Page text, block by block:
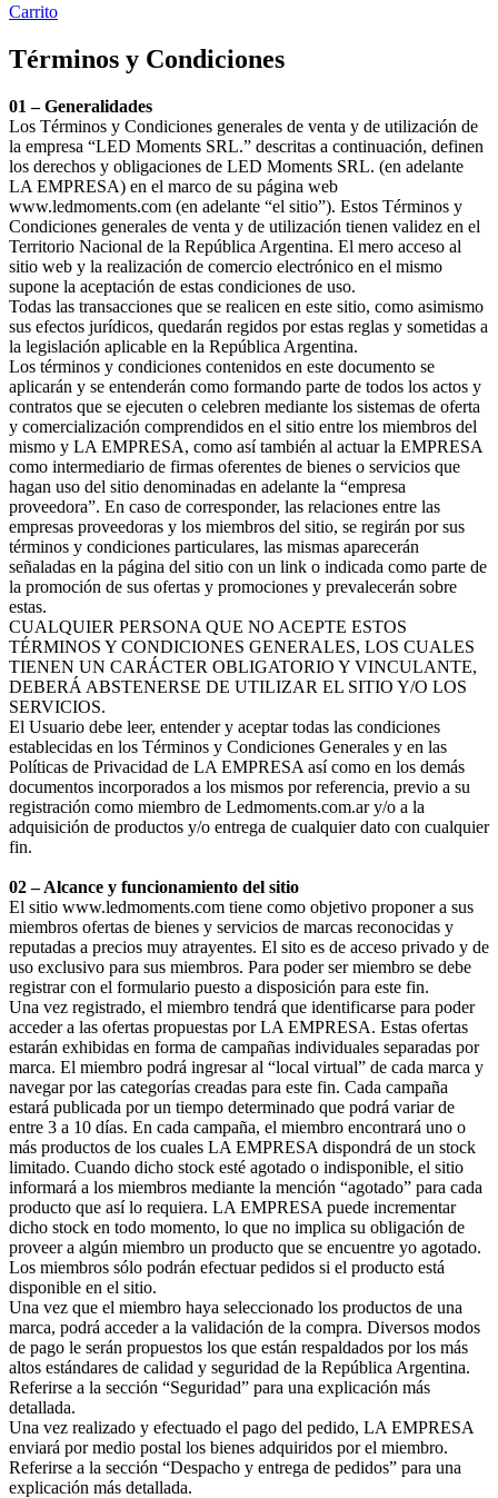
Carrito
Términos y Condiciones
01 – Generalidades
Los Términos y Condiciones generales de venta y de utilización de
la empresa “LED Moments SRL.” descritas a continuación, definen
los derechos y obligaciones de LED Moments SRL. (en adelante
LA EMPRESA) en el marco de su página web
www.ledmoments.com (en adelante “el sitio”). Estos Términos y
Condiciones generales de venta y de utilización tienen validez en el
Territorio Nacional de la República Argentina. El mero acceso al
sitio web y la realización de comercio electrónico en el mismo
supone la aceptación de estas condiciones de uso.
Todas las transacciones que se realicen en este sitio, como asimismo
sus efectos jurídicos, quedarán regidos por estas reglas y sometidas a
la legislación aplicable en la República Argentina.
Los términos y condiciones contenidos en este documento se
aplicarán y se entenderán como formando parte de todos los actos y
contratos que se ejecuten o celebren mediante los sistemas de oferta
y comercialización comprendidos en el sitio entre los miembros del
mismo y LA EMPRESA, como así también al actuar la EMPRESA
como intermediario de firmas oferentes de bienes o servicios que
hagan uso del sitio denominadas en adelante la “empresa
proveedora”. En caso de corresponder, las relaciones entre las
empresas proveedoras y los miembros del sitio, se regirán por sus
términos y condiciones particulares, las mismas aparecerán
señaladas en la página del sitio con un link o indicada como parte de
la promoción de sus ofertas y promociones y prevalecerán sobre
estas.
CUALQUIER PERSONA QUE NO ACEPTE ESTOS
TÉRMINOS Y CONDICIONES GENERALES, LOS CUALES
TIENEN UN CARÁCTER OBLIGATORIO Y VINCULANTE,
DEBERÁ ABSTENERSE DE UTILIZAR EL SITIO Y/O LOS
SERVICIOS.
El Usuario debe leer, entender y aceptar todas las condiciones
establecidas en los Términos y Condiciones Generales y en las
Políticas de Privacidad de LA EMPRESA así como en los demás
documentos incorporados a los mismos por referencia, previo a su
registración como miembro de Ledmoments.com.ar y/o a la
adquisición de productos y/o entrega de cualquier dato con cualquier
fin.
02 – Alcance y funcionamiento del sitio
El sitio www.ledmoments.com tiene como objetivo proponer a sus
miembros ofertas de bienes y servicios de marcas reconocidas y
reputadas a precios muy atrayentes. El sito es de acceso privado y de
uso exclusivo para sus miembros. Para poder ser miembro se debe
registrar con el formulario puesto a disposición para este fin.
Una vez registrado, el miembro tendrá que identificarse para poder
acceder a las ofertas propuestas por LA EMPRESA. Estas ofertas
estarán exhibidas en forma de campañas individuales separadas por
marca. El miembro podrá ingresar al “local virtual” de cada marca y
navegar por las categorías creadas para este fin. Cada campaña
estará publicada por un tiempo determinado que podrá variar de
entre 3 a 10 días. En cada campaña, el miembro encontrará uno o
más productos de los cuales LA EMPRESA dispondrá de un stock
limitado. Cuando dicho stock esté agotado o indisponible, el sitio
informará a los miembros mediante la mención “agotado” para cada
producto que así lo requiera. LA EMPRESA puede incrementar
dicho stock en todo momento, lo que no implica su obligación de
proveer a algún miembro un producto que se encuentre yo agotado.
Los miembros sólo podrán efectuar pedidos si el producto está
disponible en el sitio.
Una vez que el miembro haya seleccionado los productos de una
marca, podrá acceder a la validación de la compra. Diversos modos
de pago le serán propuestos los que están respaldados por los más
altos estándares de calidad y seguridad de la República Argentina.
Referirse a la sección “Seguridad” para una explicación más
detallada.
Una vez realizado y efectuado el pago del pedido, LA EMPRESA
enviará por medio postal los bienes adquiridos por el miembro.
Referirse a la sección “Despacho y entrega de pedidos” para una
explicación más detallada.